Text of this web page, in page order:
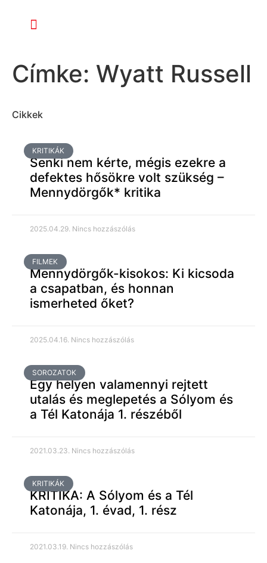
Címke: Wyatt Russell
Cikkek
KRITIKÁK
Senki nem kérte, mégis ezekre a
defektes hősökre volt szükség –
Mennydörgők* kritika
2025.04.29. Nincs hozzászólás
FILMEK
Mennydörgők-kisokos: Ki kicsoda
a csapatban, és honnan
ismerheted őket?
2025.04.16. Nincs hozzászólás
SOROZATOK
Egy helyen valamennyi rejtett
utalás és meglepetés a Sólyom és
a Tél Katonája 1. részéből
2021.03.23. Nincs hozzászólás
KRITIKÁK
KRITIKA: A Sólyom és a Tél
Katonája, 1. évad, 1. rész
2021.03.19. Nincs hozzászólás